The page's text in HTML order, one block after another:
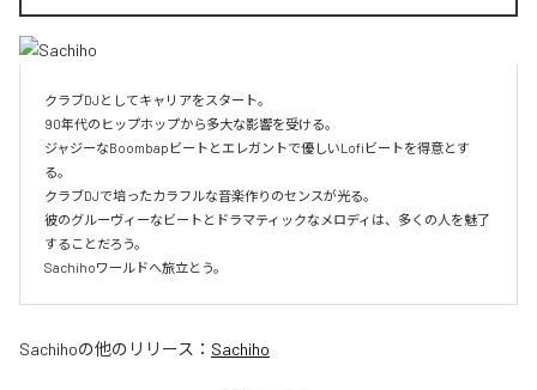
クラブDJとしてキャリアをスタート。
90年代のヒップホップから多大な影響を受ける。
ジャジーなBoombapビートとエレガントで優しいLofiビートを得意とす
る。
クラブDJで培ったカラフルな音楽作りのセンスが光る。
彼のグルーヴィーなビートとドラマティックなメロディは、多くの人を魅了
することだろう。
Sachihoワールドへ旅立とう。
Sachihoの他のリリース： Sachiho